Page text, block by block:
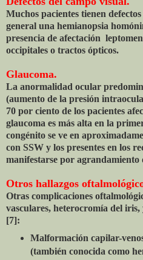
Muchos pacientes tienen
general una hemianopsia
presencia de afectación
occipitales o tractos ópticos.
Glaucoma.
La anormalidad ocular
(aumento de la presión
70 por ciento de los pacientes
glaucoma es más alta en la
congénito se ve en
con SSW y los presentes en los
manifestarse por
Otros hallazgos
Otras complicaciones
vasculares, heterocromía del iris,
[7]:
Malformación capilar-
(también conocida como